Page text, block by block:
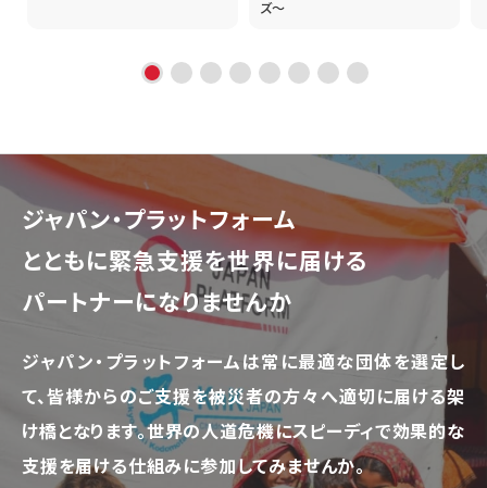
ズ～
ジャパン・プラットフォーム
とともに緊急支援を世界に届ける
パートナーになりませんか
ジャパン・プラットフォームは常に最適な団体を選定し
て、皆様からのご支援を被災者の方々へ適切に届ける架
け橋となります。世界の人道危機にスピーディで効果的な
支援を届ける仕組みに参加してみませんか。